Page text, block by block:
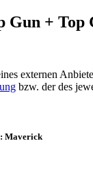
Gun +
externen
bzw. der des
Maverick